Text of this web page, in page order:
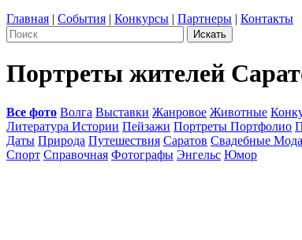
Главная | События | Конкурсы | Партнеры | Контакты
Портреты жителей
Все фото Волга Выставки Жанровое Животные
Литература Истории Пейзажи Портреты Портфолио
Даты Природа Путешествия Саратов Свадебные Мода
Спорт Справочная Фотографы Энгельс Юмор